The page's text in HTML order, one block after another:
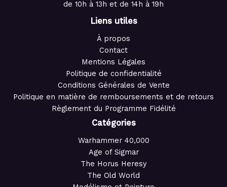
de 10h à 13h et de 14h à 19h
Liens utiles
À propos
Contact
Mentions Légales
Politique de confidentialité
Conditions Générales de Vente
Politique en matière de remboursements et de retours
Règlement du Programme Fidélité
Catégories
Warhammer 40,000
Age of Sigmar
The Horus Heresy
The Old World